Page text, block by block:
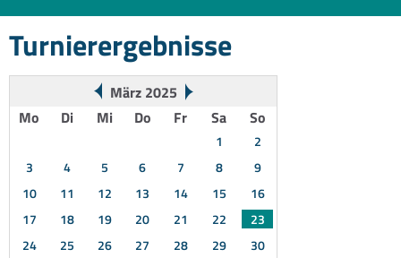
Turnierergebnisse
März 2025
Mo
Di Mi Do Fr Sa So
1
2
3
4 5 6 7 8
9
10
11 12 13 14 15
16
17
18 19 20 21 22
23
24
25 26 27 28 29
30